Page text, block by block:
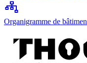
Organigramme de